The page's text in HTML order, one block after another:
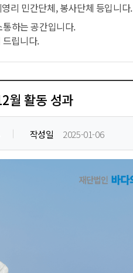
리 민간단체, 봉사단체 등입니다.
하는 공간입니다.
립니다.
월 활동 성과
작성일 2025-01-06